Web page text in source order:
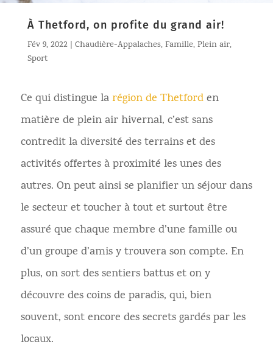
À Thetford, on profite du grand air!
Fév 9, 2022| Chaudière-Appalaches,Famille,Plein air,
Sport
Ce qui distingue larégion de Thetforden
matière de plein air hivernal, c’est sans
contredit la diversité des terrains et des
activités offertes à proximité les unes des
autres. On peut ainsi se planifier un séjour dans
le secteur et toucher à tout et surtout être
assuré que chaque membre d’une famille ou
d’un groupe d’amis y trouvera son compte. En
plus, on sort des sentiers battus et on y
découvre des coins de paradis, qui, bien
souvent, sont encore des secrets gardés par les
locaux.